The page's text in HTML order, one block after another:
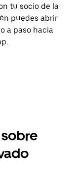
tu socio de la
puedes abrir
a paso hacia